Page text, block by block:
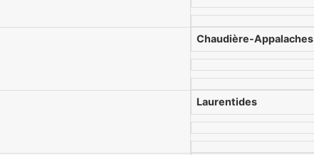
Chaudière-Appalaches
Laurentides